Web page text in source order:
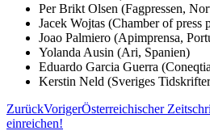
Per Brikt Olsen (Fagpressen,
Jacek Wojtas (Chamber of press
Joao Palmiero (Apimprensa,
Yolanda Ausin (Ari, Spanien)
Eduardo Garcia Guerra
Kerstin Neld (Sveriges
ZurückVorigerÖsterreichischer
einreichen!